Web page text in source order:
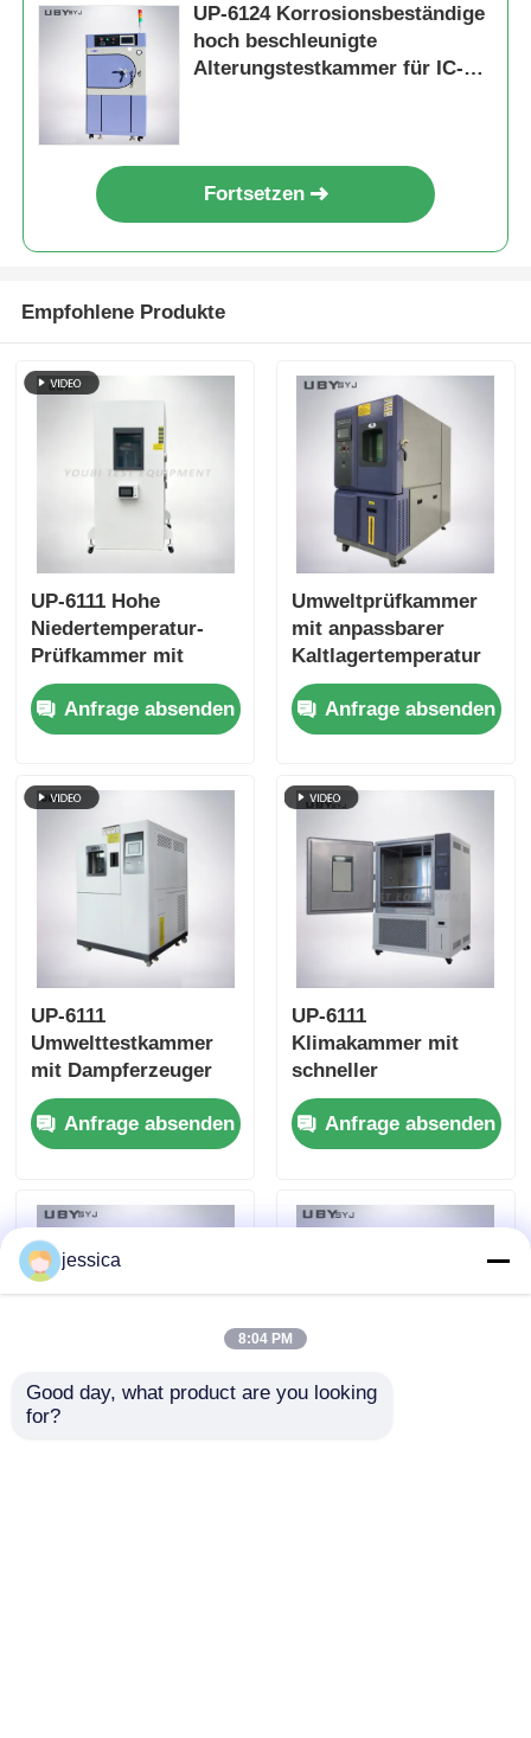
UP-6124 Korrosionsbeständige
hoch beschleunigte
Alterungstestkammer für IC-
Fortsetzen
Empfohlene Produkte
UP-6111 Hohe
Niedertemperatur-
Prüfkammer mit
-70~180oC Bereich
20%~98%
Luftfeuchtigkeit und
Intelligente
Steuerung
Anfrage absenden
Umweltprüfkammer
mit anpassbarer
Kaltlagertemperatur
Doppelschicht
gehärteter Glastür
und SUS # 304
Anfrage absenden
UP-6111
Umwelttestkammer
mit Dampferzeuger
für hohe
Luftfeuchtigkeit und
schnelle
Anfrage absenden
UP-6111
Klimakammer mit
schneller
Änderungsrate,
schnellen
Temperaturwechseln
programmierbarem
Controller
Anfrage absenden
jessica
8:04 PM
Good day, what product are you looking
for?